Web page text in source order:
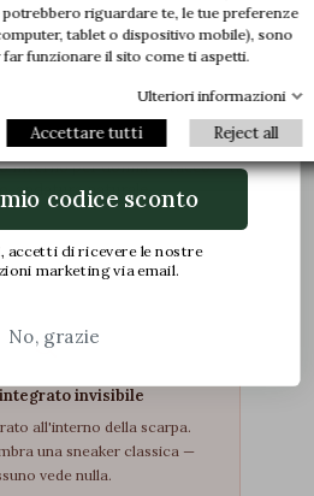
alta da essere notata.
comoda per te.
interno per donna — tacco
andatura naturale.
invisibile
all'interno della scarpa.
una sneaker classica —
vede nulla.
riguardare te, le tue preferenze
tablet o dispositivo mobile), sono
funzionare il sito come ti aspetti.
Ulteriori informazioni
Accettare tutti Reject all
accedi in anteprima alle
e alle ultime novità.
codice sconto
accetti di ricevere le nostre
marketing via email.
No, grazie